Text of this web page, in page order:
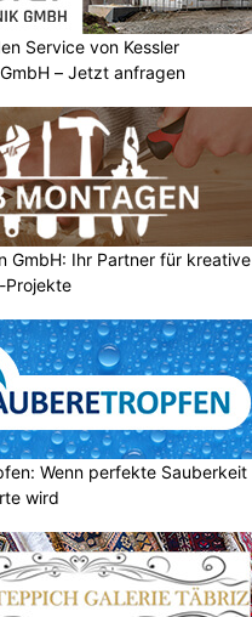
Service von Kessler
– Jetzt anfragen
GmbH: Ihr Partner für kreative
Projekte
Wenn perfekte Sauberkeit
wird